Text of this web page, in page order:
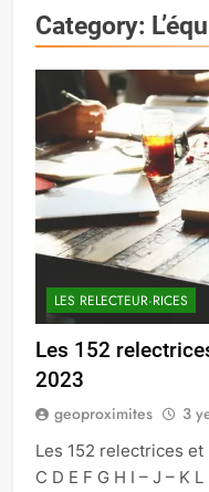
Category:
LES RELECTEUR·RICES
Les 152
2023
geoproximites 3
Les 152 relectrices
C D E F G H I – J – K